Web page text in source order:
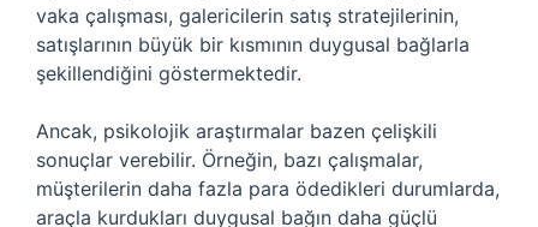
vaka çalışması, galericilerin satış stratejilerinin,
satışlarının büyük bir kısmının duygusal bağlarla
şekillendiğini göstermektedir.
Ancak, psikolojik araştırmalar bazen çelişkili
sonuçlar verebilir. Örneğin, bazı çalışmalar,
müşterilerin daha fazla para ödedikleri durumlarda,
araçla kurdukları duygusal bağın daha güçlü